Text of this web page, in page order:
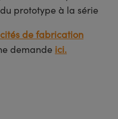
prototype à la série
de fabrication
demande ici.